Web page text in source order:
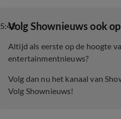
5:42‎Volg Shownieuws ook
Altijd als eerste op de hoogte
entertainmentnieuws?
Volg dan nu het kanaal van
Volg Shownieuws!